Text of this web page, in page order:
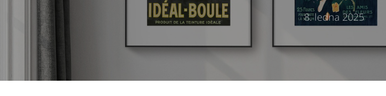
8. ledna 2025